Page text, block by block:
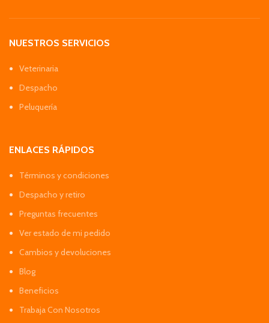
NUESTROS SERVICIOS
Veterinaria
Despacho
Peluquería
ENLACES RÁPIDOS
Términos y condiciones
Despacho y retiro
Preguntas frecuentes
Ver estado de mi pedido
Cambios y devoluciones
Blog
Beneficios
Trabaja Con Nosotros